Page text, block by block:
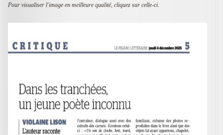
Pour visualiser l'image en meilleure qualité, cliquez sur celle-ci.